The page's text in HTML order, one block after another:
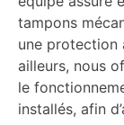
tampons
une protection
ailleurs, nous
le
installés, afin